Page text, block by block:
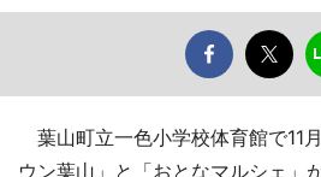
葉山町立一色小学校体育館で11
ウン葉山」と「おとなマルシェ」